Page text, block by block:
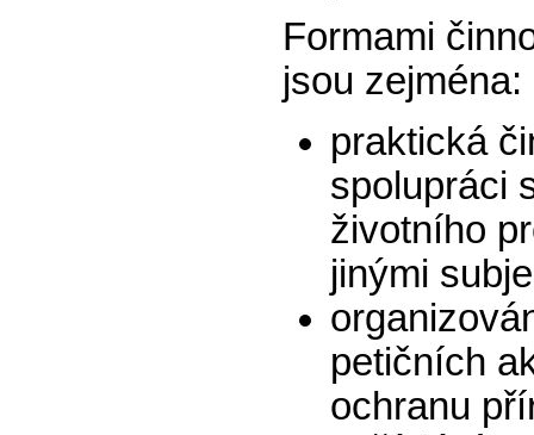
Formami
jsou zejména:
praktická
spolupráci
životního
jinými
petičních
ochranu